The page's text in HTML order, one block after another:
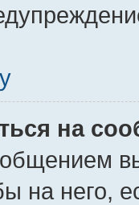
на
на него,